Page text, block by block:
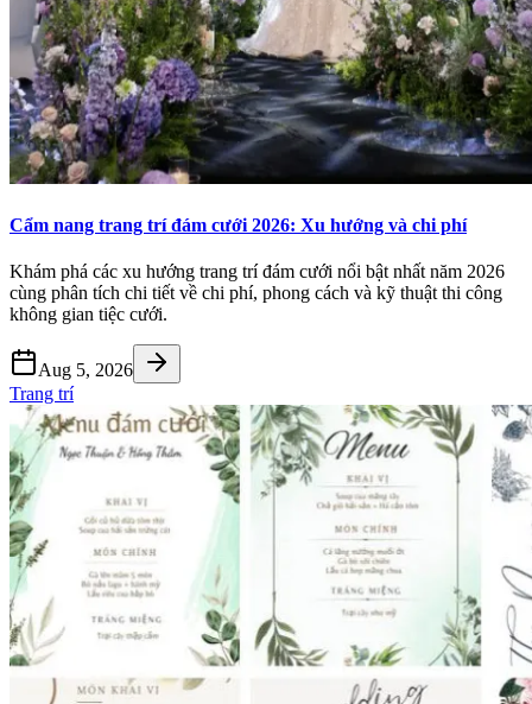
Cẩm nang trang trí đám cưới 2026: Xu hướng và chi phí
Khám phá các xu hướng trang trí đám cưới nổi bật nhất năm 2026
cùng phân tích chi tiết về chi phí, phong cách và kỹ thuật thi công
không gian tiệc cưới.
Aug 5, 2026
Trang trí